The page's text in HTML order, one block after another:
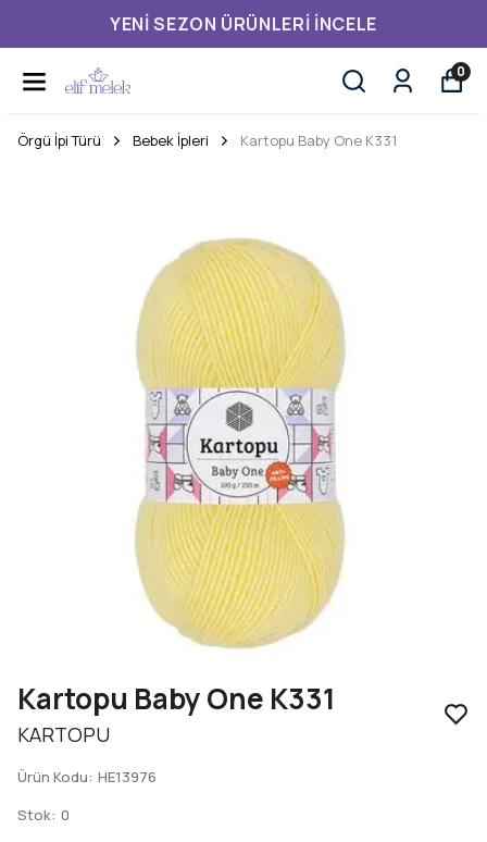
YENI SEZON ÜRÜNLERI İNCELE
0
Örgü İpi Türü Bebek İpleri Kartopu Baby One K331
Kartopu Baby One K331
KARTOPU
Ürün Kodu: HE13976
Stok: 0